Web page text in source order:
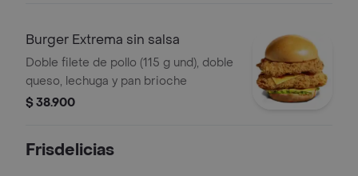
Burger Extrema sin salsa
Doble filete de pollo (115 g und), doble
queso, lechuga y pan brioche
$ 38.900
Frisdelicias